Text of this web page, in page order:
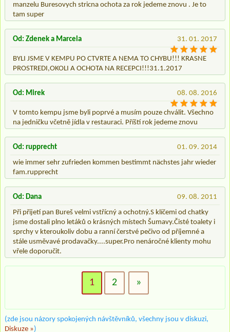
manzelu Buresovych stricna ochota za rok jedeme znovu . Je to
tam super
31. 01. 2017
Od: Zdenek a Marcela
BYLI JSME V KEMPU PO CTVRTE A NEMA TO CHYBU!!! KRASNE
PROSTREDI,OKOLI A OCHOTA NA RECEPCI!!!31.1.2017
08. 08. 2016
Od: Mirek
V tomto kempu jsme byli poprvé a musím pouze chválit. Všechno
na jedničku včetně jídla v restauraci. Příští rok jedeme znovu
01. 09. 2014
Od: rupprecht
wie immer sehr zufrieden kommen bestimmt nächstes jahr wieder
fam.rupprecht
09. 08. 2011
Od: Dana
Při přijetí pan Bureš velmi vstřícný a ochotný.S klíčemi od chatky
jsme dostali plno letáků o krásných místech Šumavy.Čisté toalety i
sprchy v kteroukoliv dobu a ranní čerstvé pečivo od příjemné a
stále usměvavé prodavačky....super.Pro nenáročné klienty mohu
vřele doporučit.
1 2 »
(zde jsou názory spokojených návštěvníků, všechny jsou v diskuzi,
Diskuze »)